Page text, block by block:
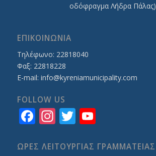
οδόφραγμα Λήδρα Πάλας)
ΕΠΙΚΟΙΝΩΝΙΑ
Τηλέφωνο: 22818040
Φαξ: 22818228
E-mail: info@kyreniamunicipality.com
FOLLOW US
Facebook
Instagram
Twitter
YouTube
ΩΡΕΣ ΛΕΙΤΟΥΡΓΙΑΣ ΓΡΑΜΜΑΤΕΙΑΣ